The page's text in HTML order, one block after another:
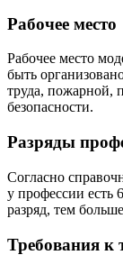
Рабочее место
Рабочее место
быть
труда, пожарной,
безопасности.
Разряды
Согласно
у профессии есть
разряд, тем
Требования к